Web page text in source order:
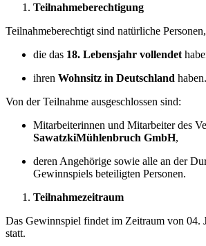
Teilnahmeberechtigung
Teilnahmeberechtigt sind natürliche Personen,
die das 18. Lebensjahr vollendet
ihren Wohnsitz in Deutschland haben.
Von der Teilnahme ausgeschlossen sind:
Mitarbeiterinnen und Mitarbeiter des
SawatzkiMühlenbruch GmbH,
deren Angehörige sowie alle an der
Gewinnspiels beteiligten Personen.
Teilnahmezeitraum
Das Gewinnspiel findet im Zeitraum von 04.
statt.